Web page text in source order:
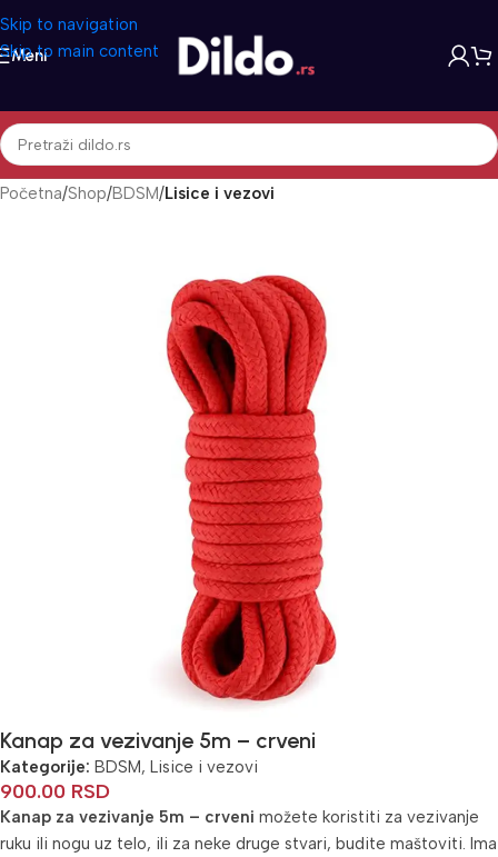
Skip to navigation
Skip to main content
Meni
Početna Shop BDSM Lisice i vezovi
Kanap za vezivanje 5m – crveni
Kategorije: BDSM, Lisice i vezovi
900.00 RSD
Kanap za vezivanje 5m – crveni možete koristiti za vezivanje
ruku ili nogu uz telo, ili za neke druge stvari, budite maštoviti. Ima